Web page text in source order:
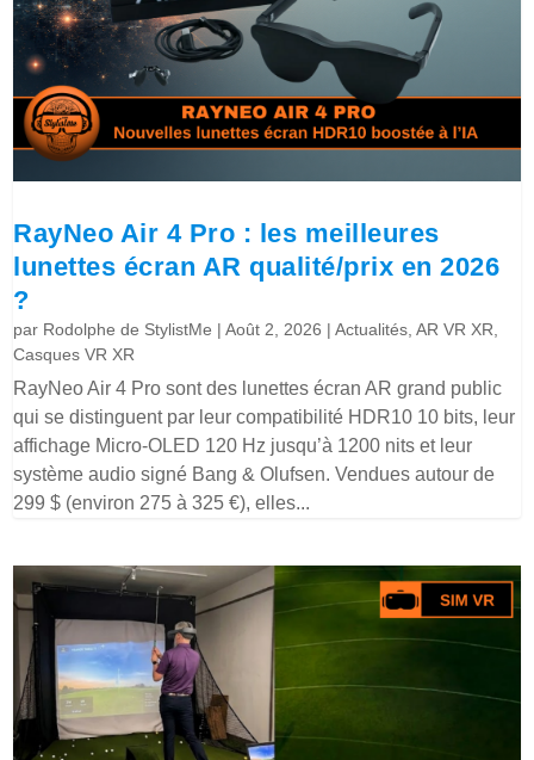
RayNeo Air 4 Pro : les meilleures
lunettes écran AR qualité/prix en 2026
?
par Rodolphe de StylistMe |Août 2, 2026 |Actualités,AR VR XR,
Casques VR XR
RayNeo Air 4 Pro sont des lunettes écran AR grand public
qui se distinguent par leur compatibilité HDR10 10 bits, leur
affichage Micro-OLED 120 Hz jusqu’à 1200 nits et leur
système audio signé Bang & Olufsen. Vendues autour de
299 $ (environ 275 à 325 €), elles...